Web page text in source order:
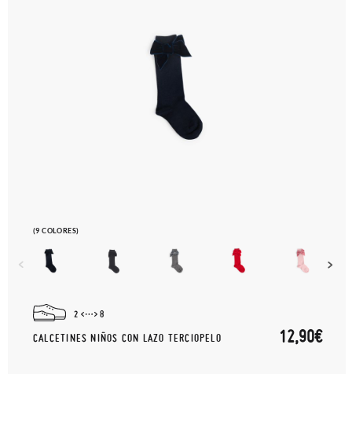
(9 COLORES)
2 8
CALCETINES NIÑOS CON LAZO TERCIOPELO 12,90€